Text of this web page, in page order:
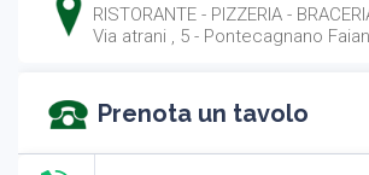
RISTORANTE - PIZZERIA -
Via atrani , 5 - Pontecagnano
Prenota un tavolo